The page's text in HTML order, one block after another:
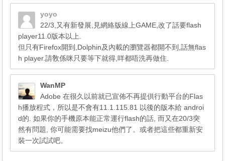
yoyo
22/3,又有新發展,見網絡版線上GAME,改了話要flash
player11.0版本以上.
但只有Firefox開到,Dolphin及內載的瀏覽器都開不到,話無flas
h player.請敎係咪只要等下就得,咩都唔洗再做住.
WanMP
Adobe 在很久以前就已宣佈不再提供行動平台的Flas
h播放程式，所以是不會有11.1.115.81 以後的版本給 androi
d的. 如果你的手機原本能正常運行flash的話, 而又在20/3突
然有問題, 你可能需要找meizu他們了。或者把這些都重新安
裝一次試試吧。